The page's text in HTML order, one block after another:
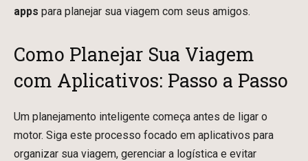
apps para planejar sua viagem com seus amigos.
Como Planejar Sua Viagem
com Aplicativos: Passo a Passo
Um planejamento inteligente começa antes de ligar o
motor. Siga este processo focado em aplicativos para
organizar sua viagem, gerenciar a logística e evitar